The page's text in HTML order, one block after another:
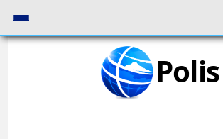
Polis